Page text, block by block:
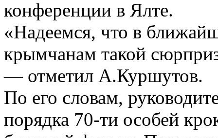
конференции в Ялте.
«Надеемся, что в
крымчанам такой
— отметил А.Куршутов.
По его словам,
порядка 70-ти особей